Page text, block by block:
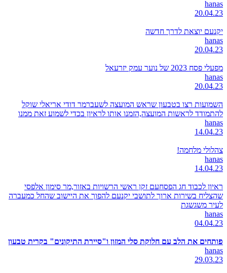
hanas
20.04.23
יקנעם יוצאת לדרך חדשה
hanas
20.04.23
מפעלי פסח 2023 של נוער עמק יזרעאל
hanas
20.04.23
השמועות רצו בטבעון שראש המועצה לשעברמר דודי אריאלי שוקל
להתמודד לראשות המועצה,הזמנו אותו לראיון בכדי לשמוע זאת ממנו
hanas
14.04.23
צהלולי מלחמה!
hanas
14.04.23
ראיון לכבוד חג הפסחעם זקן ראשי הרשויות באזור,מר סימון אלפסי
שהצליח בשירות ארוך לתושבי יקנעם להפוך את היישוב שהחל כמעברה
לעיר משגשגת
hanas
04.04.23
פותחים את הלב עם חלוקת סלי המזון ו"סיירת התיקונים" בקרית טבעון
hanas
29.03.23